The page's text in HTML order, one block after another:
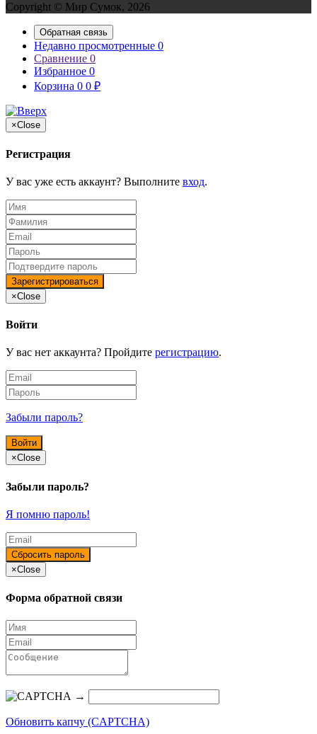
Copyright © Мир Сумок, 2026
Обратная связь
Недавно просмотренные 0
Сравнение 0
Избранное 0
Корзина 0 0 ₽
×Close
Регистрация
У вас уже есть аккаунт? Выполните вход.
×Close
Войти
У вас нет аккаунта? Пройдите регистрацию.
Забыли пароль?
×Close
Забыли пароль?
Я помню пароль!
×Close
Форма обратной связи
→
Обновить капчу (CAPTCHA)